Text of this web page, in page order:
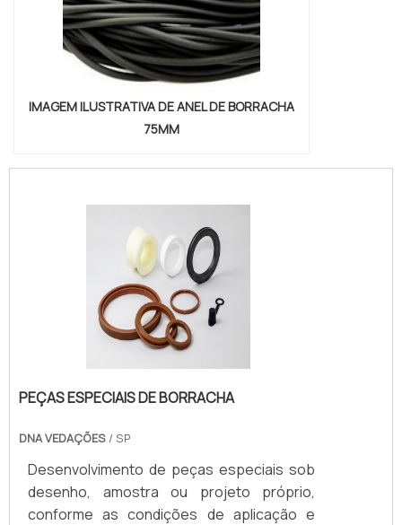
IMAGEM ILUSTRATIVA DE ANEL DE BORRACHA
75MM
PEÇAS ESPECIAIS DE BORRACHA
DNA VEDAÇÕES / SP
Desenvolvimento de peças especiais sob
desenho, amostra ou projeto próprio,
conforme as condições de aplicação e